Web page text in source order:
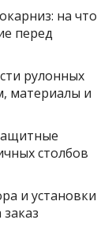
на что
перед
рулонных
материалы и
столбов
и установки